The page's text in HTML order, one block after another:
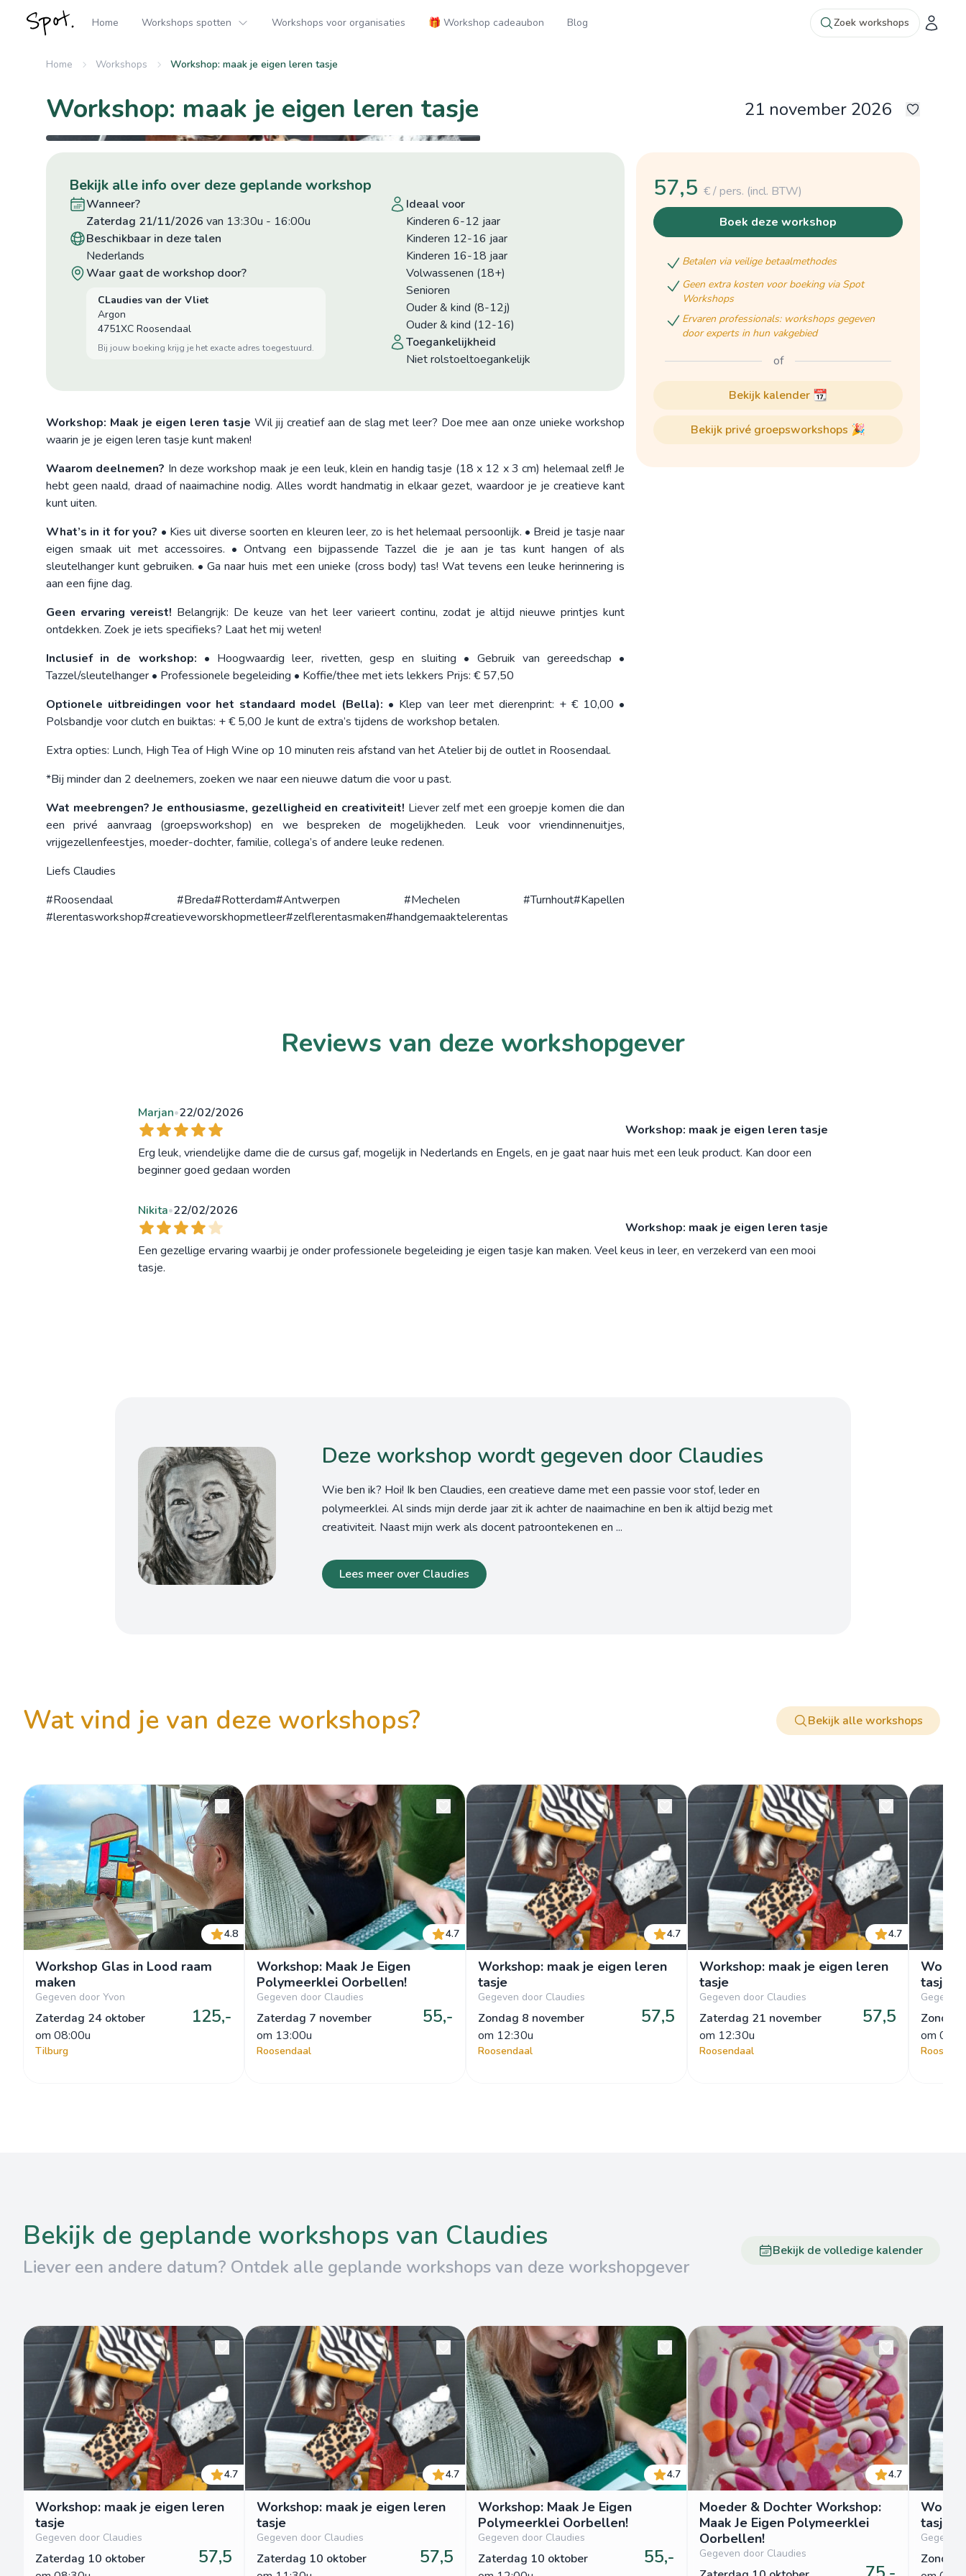
Home Workshops spotten Workshops voor organisaties 🎁 Workshop cadeaubon Blog Zoek workshops
Home Workshops Workshop: maak je eigen leren tasje
Workshop: maak je eigen leren tasje 21 november 2026
bekijk alle info over deze geplande workshop
wanneer?
zaterdag 21/11/2026 van 13:30u - 16:00u
beschikbaar in deze talen
Nederlands
waar gaat de workshop door?
CLaudies van der Vliet
Argon
4751XC Roosendaal
bij jouw boeking krijg je het exacte adres toegestuurd.
ideaal voor
Kinderen 6-12 jaar
Kinderen 12-16 jaar
Kinderen 16-18 jaar
Volwassenen (18+)
Senioren
Ouder & kind (8-12j)
Ouder & kind (12-16)
toegankelijkheid
niet rolstoeltoegankelijk
Workshop: Maak je eigen leren tasje Wil jij creatief aan de slag met leer? Doe mee aan onze unieke workshop
waarin je je eigen leren tasje kunt maken!
Waarom deelnemen? In deze workshop maak je een leuk, klein en handig tasje (18 x 12 x 3 cm) helemaal zelf! Je
hebt geen naald, draad of naaimachine nodig. Alles wordt handmatig in elkaar gezet, waardoor je je creatieve kant
kunt uiten.
What’s in it for you? • Kies uit diverse soorten en kleuren leer, zo is het helemaal persoonlijk. • Breid je tasje naar
eigen smaak uit met accessoires. • Ontvang een bijpassende Tazzel die je aan je tas kunt hangen of als
sleutelhanger kunt gebruiken. • Ga naar huis met een unieke (cross body) tas! Wat tevens een leuke herinnering is
aan een fijne dag.
Geen ervaring vereist! Belangrijk: De keuze van het leer varieert continu, zodat je altijd nieuwe printjes kunt
ontdekken. Zoek je iets specifieks? Laat het mij weten!
Inclusief in de workshop: • Hoogwaardig leer, rivetten, gesp en sluiting • Gebruik van gereedschap •
Tazzel/sleutelhanger • Professionele begeleiding • Koffie/thee met iets lekkers Prijs: € 57,50
Optionele uitbreidingen voor het standaard model (Bella): • Klep van leer met dierenprint: + € 10,00 •
Polsbandje voor clutch en buiktas: + € 5,00 Je kunt de extra’s tijdens de workshop betalen.
Extra opties: Lunch, High Tea of High Wine op 10 minuten reis afstand van het Atelier bij de outlet in Roosendaal.
*Bij minder dan 2 deelnemers, zoeken we naar een nieuwe datum die voor u past.
Wat meebrengen? Je enthousiasme, gezelligheid en creativiteit! Liever zelf met een groepje komen die dan
een privé aanvraag (groepsworkshop) en we bespreken de mogelijkheden. Leuk voor vriendinnenuitjes,
vrijgezellenfeestjes, moeder-dochter, familie, collega’s of andere leuke redenen.
Liefs Claudies
#Roosendaal #Breda#Rotterdam#Antwerpen #Mechelen #Turnhout#Kapellen
#lerentasworkshop#creatieveworskhopmetleer#zelflerentasmaken#handgemaaktelerentas
57,5 € / pers. (incl. BTW)
boek deze workshop
betalen via veilige betaalmethodes
geen extra kosten voor boeking via Spot
Workshops
ervaren professionals: workshops gegeven
door experts in hun vakgebied
of
bekijk kalender 📆
bekijk privé groepsworkshops 🎉
Reviews van deze workshopgever
Marjan•22/02/2026
Workshop: maak je eigen leren tasje
Erg leuk, vriendelijke dame die de cursus gaf, mogelijk in Nederlands en Engels, en je gaat naar huis met een leuk product. Kan door een
beginner goed gedaan worden
Nikita•22/02/2026
Workshop: maak je eigen leren tasje
Een gezellige ervaring waarbij je onder professionele begeleiding je eigen tasje kan maken. Veel keus in leer, en verzekerd van een mooi
tasje.
Deze workshop wordt gegeven door Claudies
Wie ben ik? Hoi! Ik ben Claudies, een creatieve dame met een passie voor stof, leder en
polymeerklei. Al sinds mijn derde jaar zit ik achter de naaimachine en ben ik altijd bezig met
creativiteit. Naast mijn werk als docent patroontekenen en ...
Lees meer over Claudies
wat vind je van deze workshops? Bekijk alle workshops
4.8
Workshop Glas in Lood raam
maken
Gegeven door Yvon
Zaterdag 24 oktober
om 08:00u
125,-
Tilburg
4.7
Workshop: Maak Je Eigen
Polymeerklei Oorbellen!
Gegeven door Claudies
Zaterdag 7 november
om 13:00u
55,-
Roosendaal
4.7
Workshop: maak je eigen leren
tasje
Gegeven door Claudies
Zondag 8 november
om 12:30u
57,5
Roosendaal
4.7
Workshop: maak je eigen leren
tasje
Gegeven door Claudies
Zaterdag 21 november
om 12:30u
57,5
Roosendaal
tasje
Gegeven
Zondag
om
bekijk de geplande workshops van Claudies
Liever een andere datum? Ontdek alle geplande workshops van deze workshopgever
Bekijk de volledige kalender
4.7
Workshop: maak je eigen leren
tasje
Gegeven door Claudies
Zaterdag 10 oktober
57,5
4.7
Workshop: maak je eigen leren
tasje
Gegeven door Claudies
Zaterdag 10 oktober
57,5
4.7
Workshop: Maak Je Eigen
Polymeerklei Oorbellen!
Gegeven door Claudies
Zaterdag 10 oktober
55,-
4.7
Moeder & Dochter Workshop:
Maak Je Eigen Polymeerklei
Oorbellen!
Gegeven door Claudies
tasje
Gegeven
Zondag